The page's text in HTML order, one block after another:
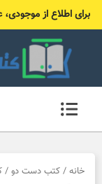
برای اطلاع از موجودی، عکس کتاب رو به
خانه / کتب دست دو /